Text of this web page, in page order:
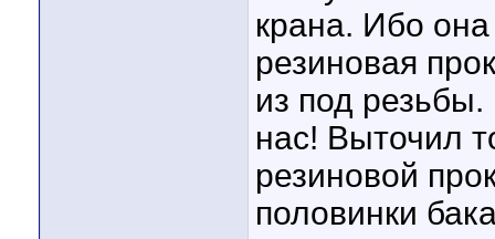
крана. Ибо она
резиновая
из под
нас! Выточил
резиновой
половинки